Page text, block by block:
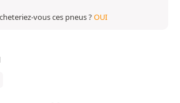
vous ces pneus ?OUI